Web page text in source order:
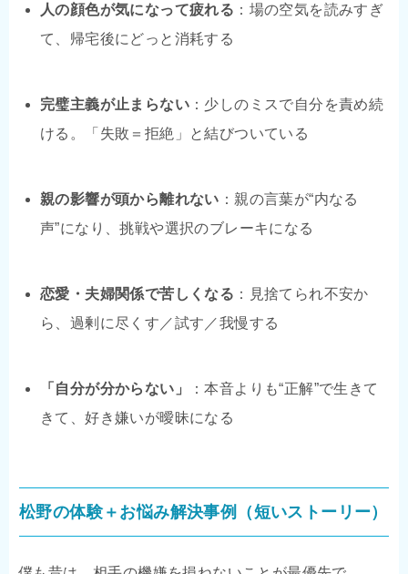
人の顔色が気になって疲れる ：場の空気を読みすぎ
て、帰宅後にどっと消耗する
完璧主義が止まらない ：少しのミスで自分を責め続
ける。「失敗＝拒絶」と結びついている
親の影響が頭から離れない ：親の言葉が“内なる
声”になり、挑戦や選択のブレーキになる
恋愛・夫婦関係で苦しくなる ：見捨てられ不安か
ら、過剰に尽くす／試す／我慢する
「自分が分からない」
：本音よりも“正解”で生きて
きて、好き嫌いが曖昧になる
松野の体験＋お悩み解決事例（短いストーリー）